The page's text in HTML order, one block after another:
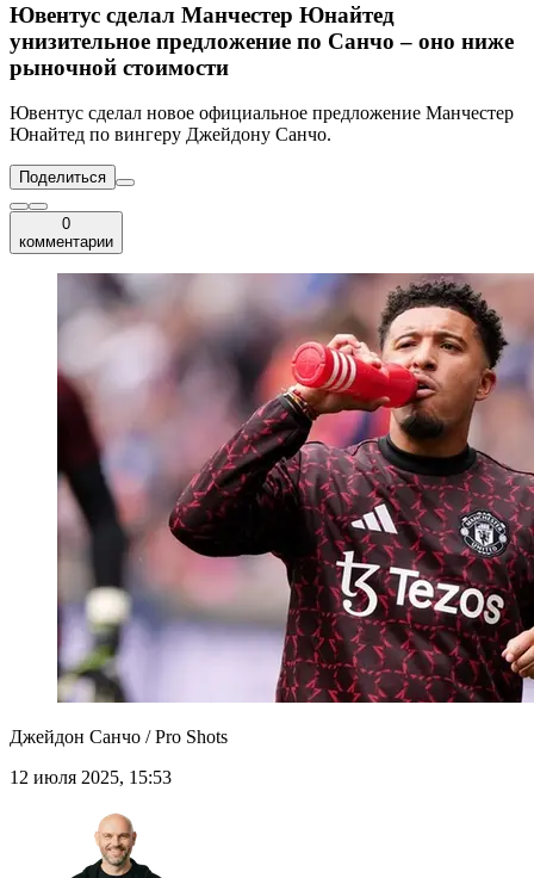
Ювентус сделал Манчестер Юнайтед
унизительное предложение по Санчо – оно ниже
рыночной стоимости
Ювентус сделал новое официальное предложение Манчестер
Юнайтед по вингеру Джейдону Санчо.
Поделиться
0
комментарии
Джейдон Санчо / Pro Shots
12 июля 2025, 15:53